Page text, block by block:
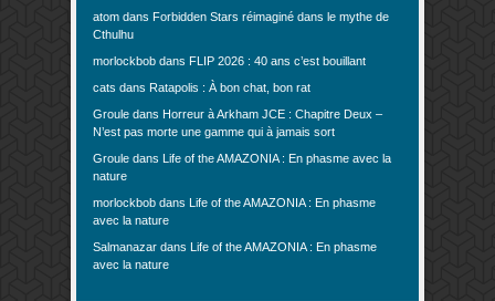
atom dans Forbidden Stars réimaginé dans le mythe de
Cthulhu
morlockbob dans FLIP 2026 : 40 ans c’est bouillant
cats dans Ratapolis : À bon chat, bon rat
Groule dans Horreur à Arkham JCE : Chapitre Deux –
N’est pas morte une gamme qui à jamais sort
Groule dans Life of the AMAZONIA : En phasme avec la
nature
morlockbob dans Life of the AMAZONIA : En phasme
avec la nature
Salmanazar dans Life of the AMAZONIA : En phasme
avec la nature